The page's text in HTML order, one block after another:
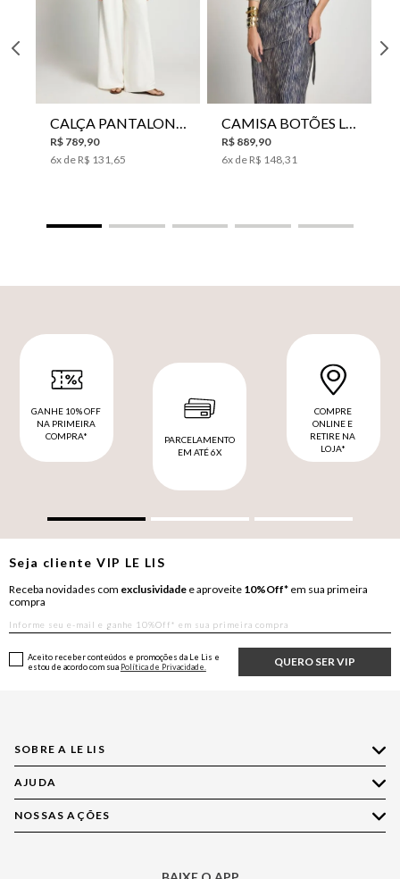
R$ 789 90
6x de R$ 131 65
R$ 889 90
6x de R$ 148 31
GANHE 10% OFF
NA PRIMEIRA
COMPRA*
PARCELAMENTO
EM ATÉ 6X
COMPRE
ONLINE E
RETIRE NA
LOJA*
Seja clienteVIP LE LIS
Receba novidades com exclusividade e aproveite 10%Off* em sua primeira
compra
QUERO SER VIP
Aceito receber conteúdos e promoções da Le Lis e
estou de acordo com sua Política de Privacidade.
SOBRE A LE LIS
Quem Somos
Nossas Lojas
Política de Privacidade
AJUDA
Compre pelo WhatsApp
Central de Relacionamento
NOSSAS AÇÕES